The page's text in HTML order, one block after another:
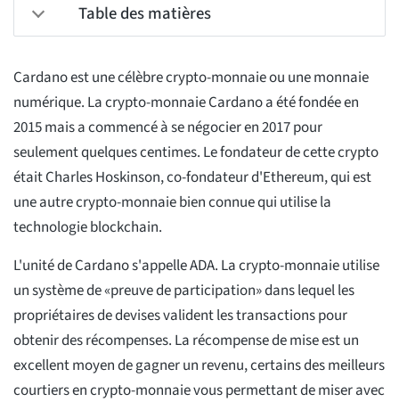
Table des matières
Cardano est une célèbre crypto-monnaie ou une monnaie
numérique. La crypto-monnaie Cardano a été fondée en
2015 mais a commencé à se négocier en 2017 pour
seulement quelques centimes. Le fondateur de cette crypto
était Charles Hoskinson, co-fondateur d'Ethereum, qui est
une autre crypto-monnaie bien connue qui utilise la
technologie blockchain.
L'unité de Cardano s'appelle ADA. La crypto-monnaie utilise
un système de «preuve de participation» dans lequel les
propriétaires de devises valident les transactions pour
obtenir des récompenses. La récompense de mise est un
excellent moyen de gagner un revenu, certains des meilleurs
courtiers en crypto-monnaie vous permettant de miser avec